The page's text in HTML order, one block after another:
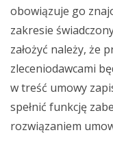
obowiązuje go
zakresie
założyć należy, że
zleceniodawcami
w treść umowy
spełnić funkcję
rozwiązaniem